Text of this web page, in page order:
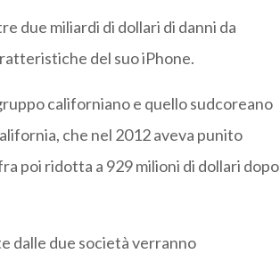
due miliardi di dollari di danni da
del suo iPhone.
californiano e quello sudcoreano
che nel 2012 aveva punito
poi ridotta a 929 milioni di dollari dopo
dalle due società verranno